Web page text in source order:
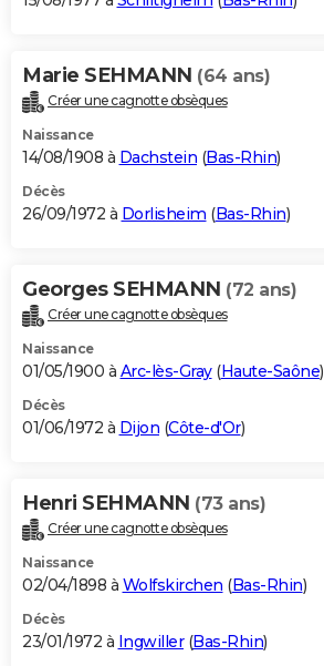
Marie SEHMANN (64 ans)
Créer une cagnotte obsèques
Naissance
14/08/1908 à Dachstein (Bas-Rhin)
Décès
26/09/1972 à Dorlisheim (Bas-Rhin)
Georges SEHMANN (72 ans)
Créer une cagnotte obsèques
Naissance
01/05/1900 à Arc-lès-Gray(Haute-Saône)
Décès
01/06/1972 à Dijon (Côte-d'Or)
Henri SEHMANN (73 ans)
Créer une cagnotte obsèques
Naissance
02/04/1898 à Wolfskirchen (Bas-Rhin)
Décès
23/01/1972 à Ingwiller(Bas-Rhin)